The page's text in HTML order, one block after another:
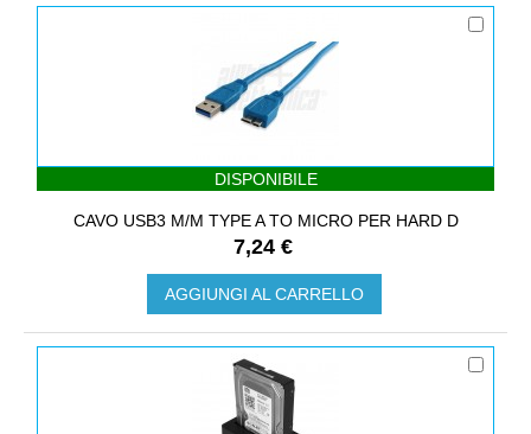
DISPONIBILE
CAVO USB3 M/M TYPE A TO MICRO PER HARD D
7,24 €
AGGIUNGI AL CARRELLO